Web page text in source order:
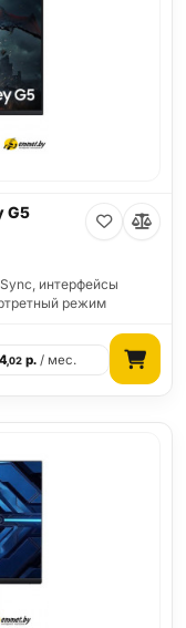
G5
интерфейсы
режим
,02р./ мес.